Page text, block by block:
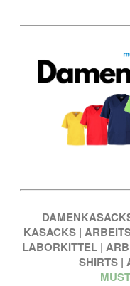
KASACKS |
LABORKITTEL |
SHIRTS |